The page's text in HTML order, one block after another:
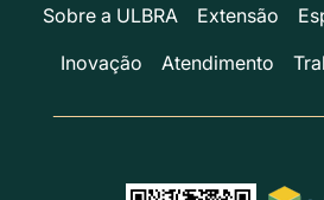
Sobre a ULBRA
Extensão
Inovação
Atendimento